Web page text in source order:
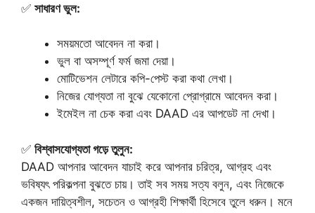
✅ সাধারণ ভুল:
সময়মতো আবেদন না করা।
ভুল বা অসম্পূর্ণ ফর্ম জমা দেয়া।
মোটিভেশন লেটারে কপি-পেস্ট করা কথা লেখা।
নিজের যোগ্যতা না বুঝে যেকোনো প্রোগ্রামে আবেদন করা।
ইমেইল না চেক করা এবং DAAD এর আপডেট না দেখা।
✅ বিশ্বাসযোগ্যতা গড়ে তুলুন:
DAAD আপনার আবেদন যাচাই করে আপনার চরিত্র, আগ্রহ এবং
ভবিষ্যৎ পরিকল্পনা বুঝতে চায়। তাই সব সময় সত্য বলুন, এবং নিজেকে
একজন দায়িত্বশীল, সচেতন ও আগ্রহী শিক্ষার্থী হিসেবে তুলে ধরুন। মনে